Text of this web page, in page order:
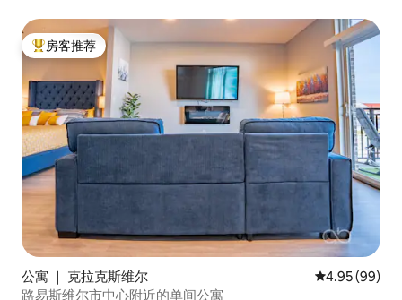
热门「房客推荐」
房客推荐
公寓 ｜ 克拉克斯维尔 平均评分 4.95
4.95 (99)
路易斯维尔市中心附近的单间公寓